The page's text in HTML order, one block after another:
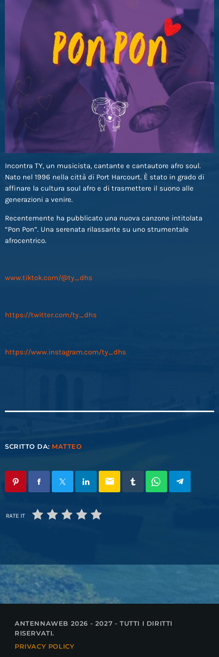
Incontra TY, un musicista, cantante e cantautore afro soul.
Nato nel 1996 nella città di Port Harcourt. È stato in grado di
affinare la cultura soul afro e di trasmettere il suono alle
generazioni a venire.
Recentemente ha pubblicato una nuova canzone intitolata
“Pon Pon”. Una serenata rilassante su uno strumentale
afrocentrico.
www.tiktok.com/@ty_dhs
https://twitter.com/ty_dhs
https://www.instagram.com/ty_dhs
SCRITTO DA: MATTEO
email
RATE IT
ANTENNAWEB 2026 - 2027 - TUTTI I DIRITTI
RISERVATI.
PRIVACY POLICY